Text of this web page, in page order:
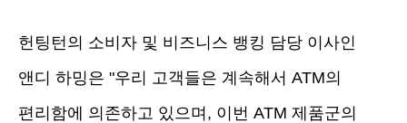
헌팅턴의 소비자 및 비즈니스 뱅킹 담당 이사인
앤디 하밍은 "우리 고객들은 계속해서 ATM의
편리함에 의존하고 있으며, 이번 ATM 제품군의